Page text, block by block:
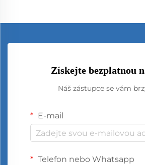
Získejte bezplatnou
Náš zástupce se vám
E-mail
Telefon nebo Whatsapp